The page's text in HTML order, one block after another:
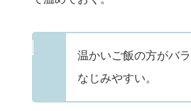
温かいご飯の方がバ
なじみやすい。